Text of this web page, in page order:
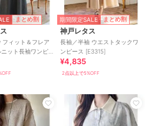
まとめ割
フィット＆フレア
ット長袖ワンピ
期間限定SALE まとめ割
神戸レタス
長袖／半袖 ウエストタックワ
ンピース [E3315]
¥4,835
2点以上で5%OFF